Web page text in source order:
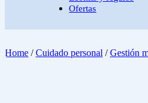
Ofertas
Home /Cuidado personal /Gestión